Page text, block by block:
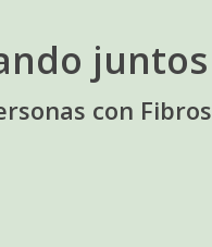
juntos
con